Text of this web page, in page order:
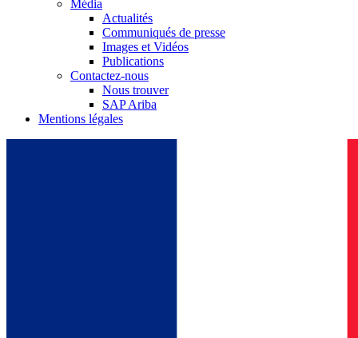
Média
Actualités
Communiqués de presse
Images et Vidéos
Publications
Contactez-nous
Nous trouver
SAP Ariba
Mentions légales